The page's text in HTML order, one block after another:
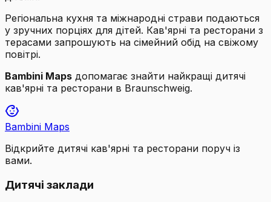
Регіональна кухня та міжнародні страви подаються
у зручних порціях для дітей. Кав'ярні та ресторани з
терасами запрошують на сімейний обід на свіжому
повітрі.
Bambini Maps допомагає знайти найкращі дитячі
кав'ярні та ресторани в Braunschweig.
Bambini Maps
Відкрийте дитячі кав'ярні та ресторани поруч із
вами.
Дитячі заклади